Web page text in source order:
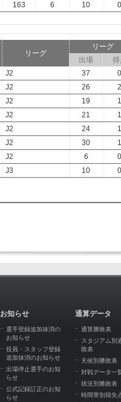
163 6 10 0
リーグ
リーグ
出場
得
J2 37
0
J2 26
2
J2 19
1
J2 21
1
J2 24
1
J2 30
1
J2 6
0
J3 10 0
お知らせ
選手登録追加抹消の
お知らせ
役員・スタッフ登録
追加抹消のお知らせ
出場停止選手のお知
らせ
公式記録訂正のお知
らせ
通算データ
通算勝敗表
スタジアム別
敗表
天候別勝敗表
対戦データ一
状況別勝敗表
時間帯別得失